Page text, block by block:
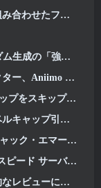
ューワールドツアー
欲の塔」が導入
正しいメモを打つ
プレイヤーの反応は鈍い
ライン ウェーブ ストリーム
として復帰すると発表
バーの準備をする
ーに見舞われる